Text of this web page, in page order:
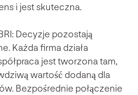
i jest skuteczna.
Decyzje pozostają
Każda firma działa
jest tworzona tam,
wartość dodaną dla
Bezpośrednie połączenie